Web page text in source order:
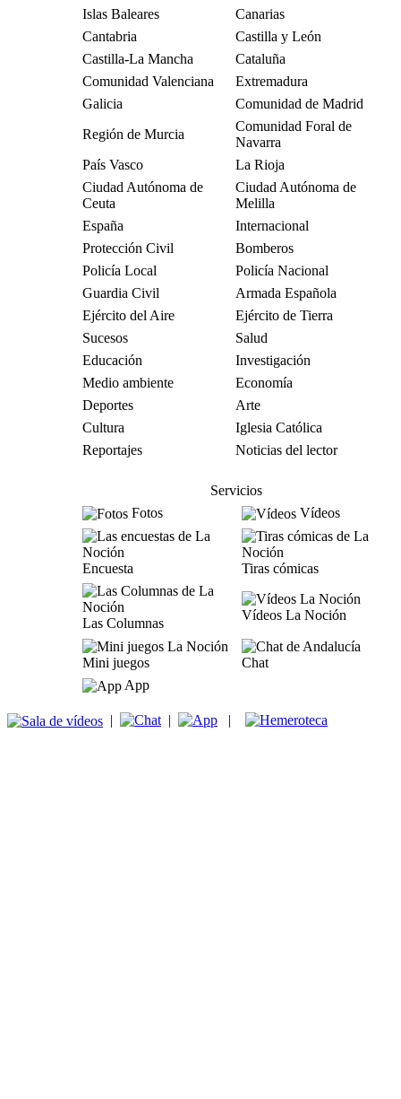
Islas Baleares
Canarias
Cantabria
Castilla y León
Castilla-La Mancha
Cataluña
Comunidad Valenciana
Extremadura
Galicia
Comunidad de Madrid
Región de Murcia
Comunidad Foral de
Navarra
País Vasco
La Rioja
Ciudad Autónoma de
Ceuta
Ciudad Autónoma de
Melilla
España
Internacional
Protección Civil
Bomberos
Policía Local
Policía Nacional
Guardia Civil
Armada Española
Ejército del Aire
Ejército de Tierra
Sucesos
Salud
Educación
Investigación
Medio ambiente
Economía
Deportes
Arte
Cultura
Iglesia Católica
Reportajes
Noticias del lector
Servicios
Fotos
Vídeos
Encuesta Tiras cómicas
Las Columnas
Vídeos La Noción
Mini juegos
Chat
App
| | |